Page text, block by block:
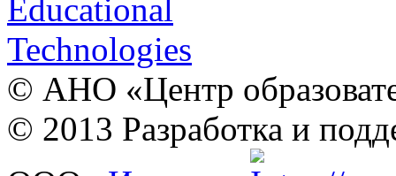
© АНО «Центр
© 2013 Разработка и